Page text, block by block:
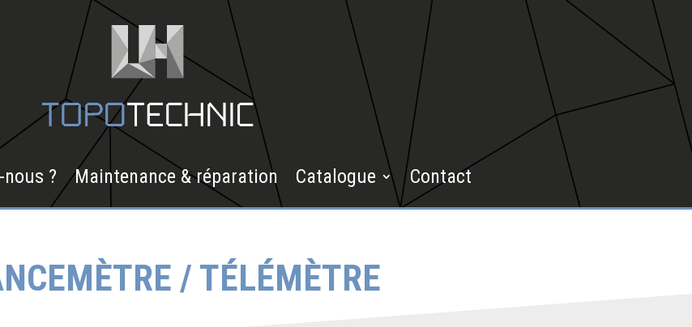
? Maintenance & réparation Catalogue Contact
/ TÉLÉMÈTRE